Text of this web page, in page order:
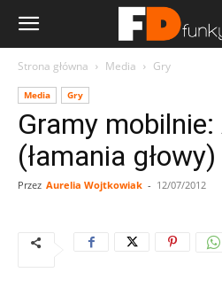
Strona główna Media Gry
Media Gry
Gramy
(łamania
Przez Aurelia Wojtkowiak - 12/07/2012